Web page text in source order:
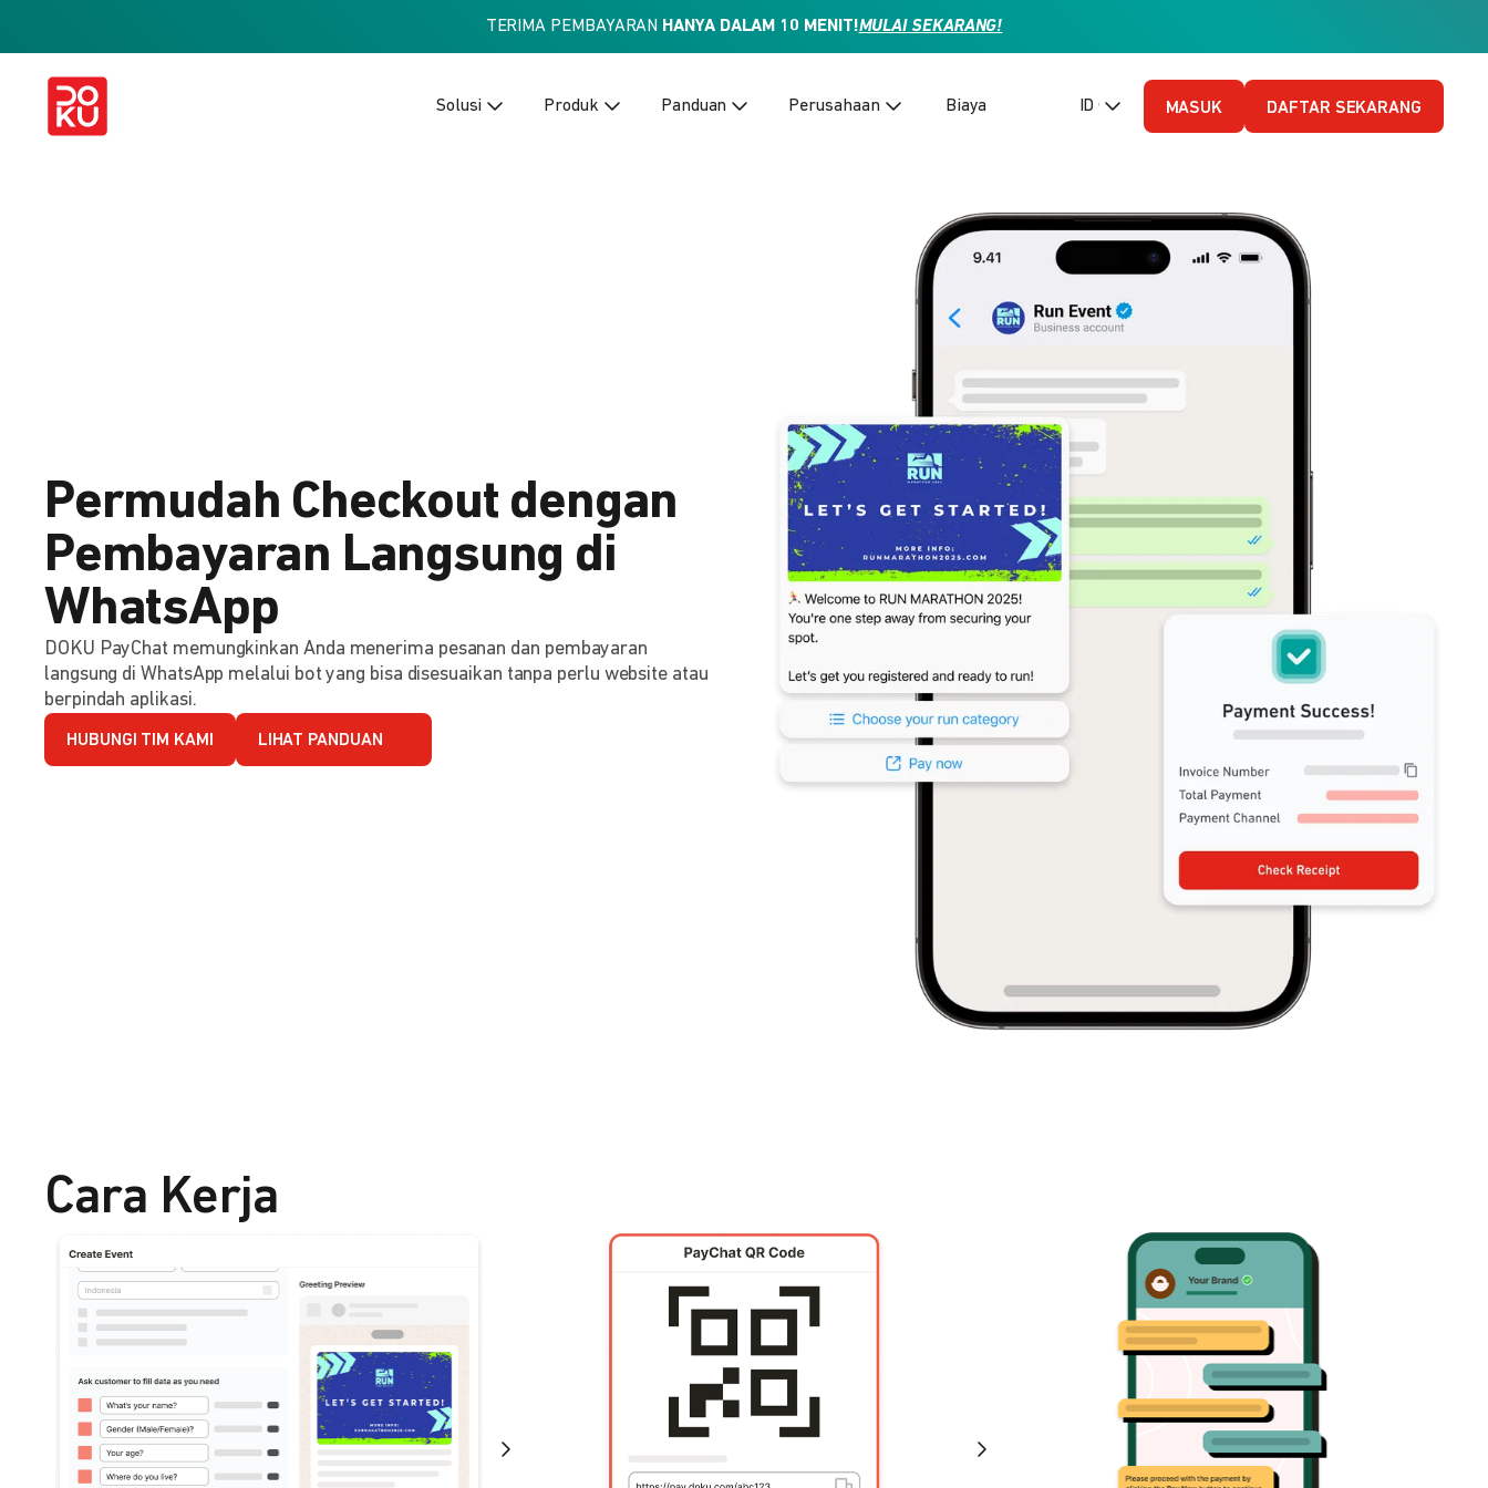
TERIMA PEMBAYARAN HANYA DALAM 10 MENIT!MULAI SEKARANG!
Solusi Produk Panduan Perusahaan Biaya ID (Bahasa Indonesia)
MASUK DAFTAR SEKARANG
Permudah Checkout dengan
Pembayaran Langsung di
WhatsApp
DOKU PayChat memungkinkan Anda menerima pesanan dan pembayaran
langsung di WhatsApp melalui bot yang bisa disesuaikan tanpa perlu website atau
berpindah aplikasi.
HUBUNGI TIM KAMI LIHAT PANDUAN
Cara Kerja